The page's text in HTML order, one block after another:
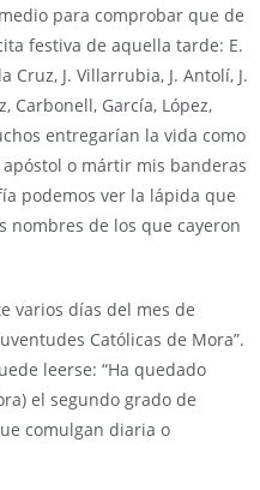
para comprobar que de
festiva de aquella tarde: E.
Cruz, J. Villarrubia, J. Antolí, J.
Carbonell, García, López,
entregarían la vida como
o mártir mis banderas
podemos ver la lápida que
nombres de los que cayeron
varios días del mes de
Católicas de Mora”.
leerse: “Ha quedado
el segundo grado de
comulgan diaria o